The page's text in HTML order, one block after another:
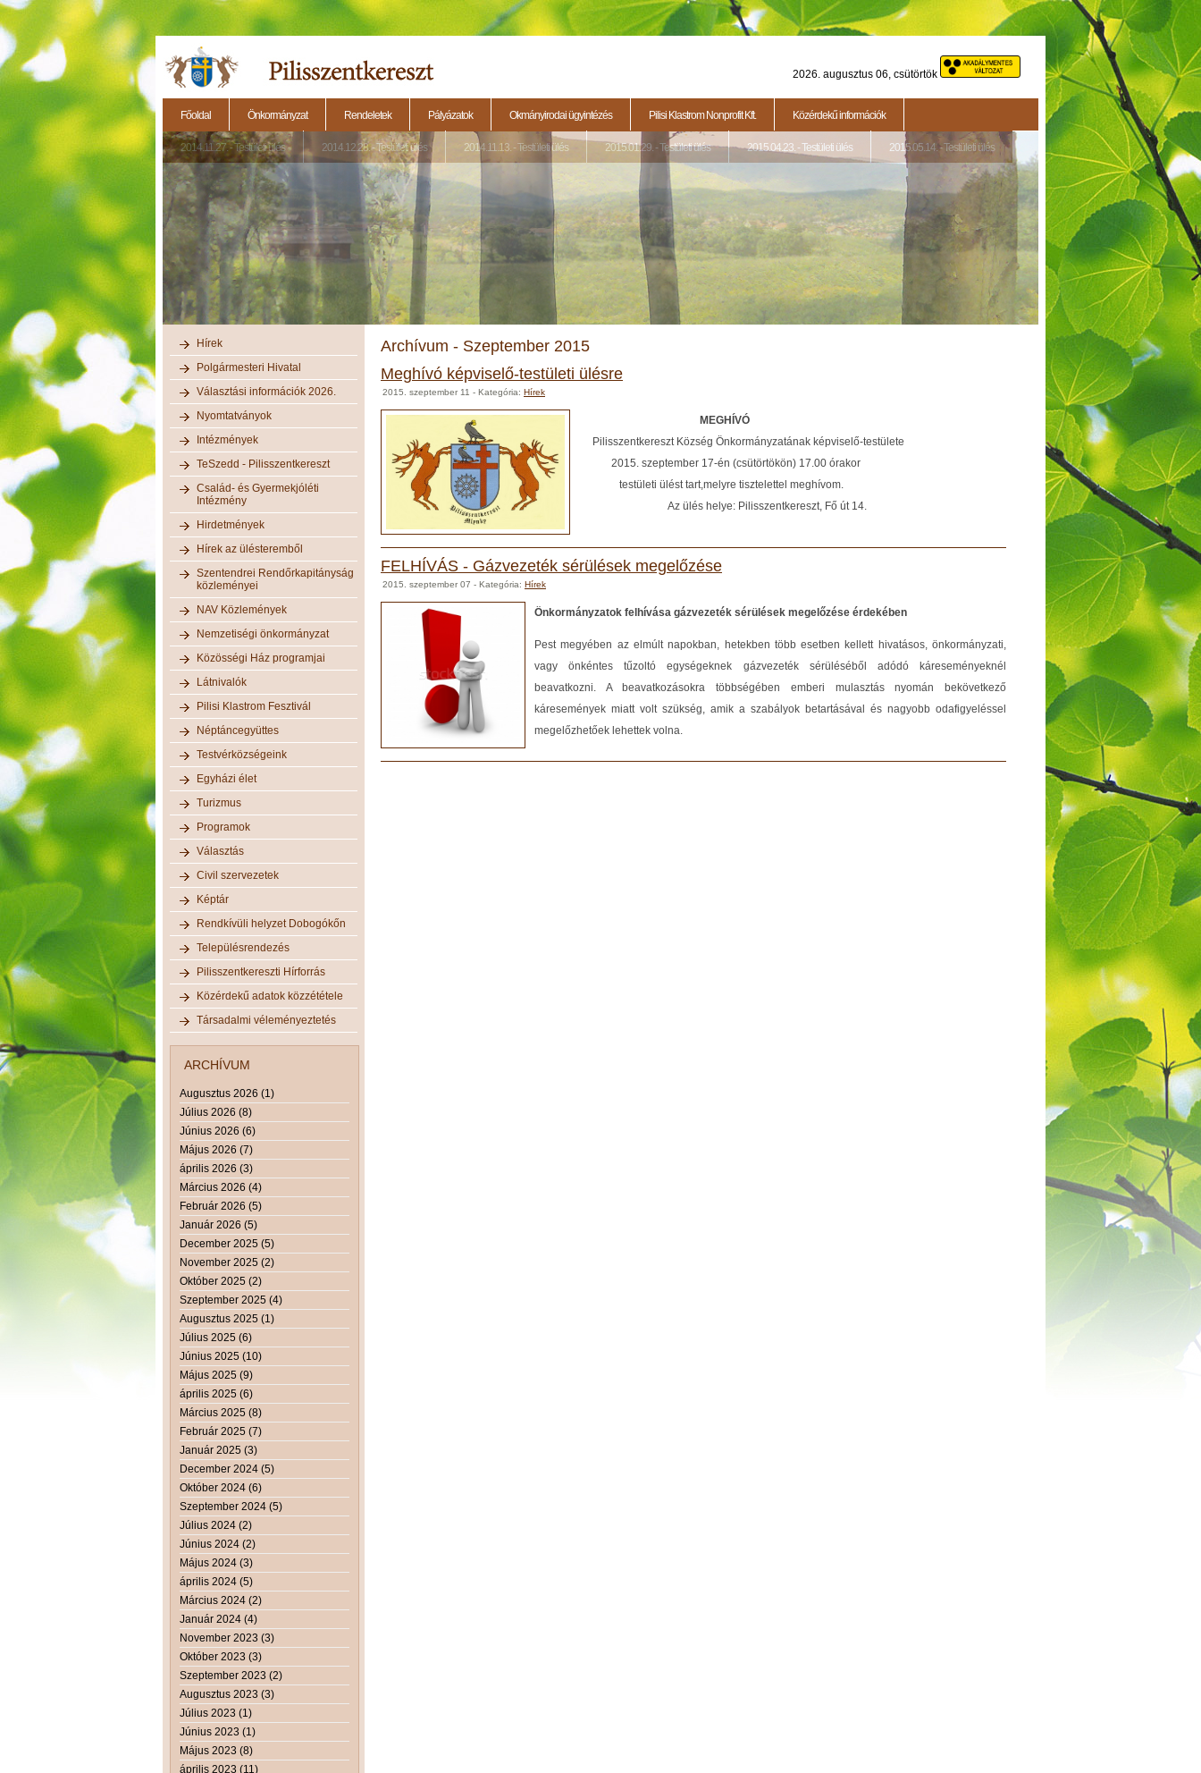
2026. augusztus 06, csütörtök
Főoldal Önkormányzat Rendeletek Pályázatok Okmányirodai ügyintézés Pilisi Klastrom Nonprofit Kft. Közérdekű információk
2014.11.27. - Testületi ülés 2014.12.28. - Testületi ülés 2014.11.13. - Testületi ülés 2015.01.29. - Testületi ülés 2015.04.23. - Testületi ülés 2015.05.14. - Testületi ülés
Hírek
Polgármesteri Hivatal
Választási információk 2026.
Nyomtatványok
Intézmények
TeSzedd - Pilisszentkereszt
Család- és Gyermekjóléti
Intézmény
Hirdetmények
Hírek az ülésteremből
Szentendrei Rendőrkapitányság
közleményei
NAV Közlemények
Nemzetiségi önkormányzat
Közösségi Ház programjai
Látnivalók
Pilisi Klastrom Fesztivál
Néptáncegyüttes
Testvérközségeink
Egyházi élet
Turizmus
Programok
Választás
Civil szervezetek
Képtár
Rendkívüli helyzet Dobogókőn
Településrendezés
Pilisszentkereszti Hírforrás
Közérdekű adatok közzététele
Társadalmi véleményeztetés
ARCHÍVUM
Augusztus 2026 (1)
Július 2026 (8)
Június 2026 (6)
Május 2026 (7)
április 2026 (3)
Március 2026 (4)
Február 2026 (5)
Január 2026 (5)
December 2025 (5)
November 2025 (2)
Október 2025 (2)
Szeptember 2025 (4)
Augusztus 2025 (1)
Július 2025 (6)
Június 2025 (10)
Május 2025 (9)
április 2025 (6)
Március 2025 (8)
Február 2025 (7)
Január 2025 (3)
December 2024 (5)
Október 2024 (6)
Szeptember 2024 (5)
Július 2024 (2)
Június 2024 (2)
Május 2024 (3)
április 2024 (5)
Március 2024 (2)
Január 2024 (4)
November 2023 (3)
Október 2023 (3)
Szeptember 2023 (2)
Augusztus 2023 (3)
Július 2023 (1)
Június 2023 (1)
Május 2023 (8)
április 2023 (11)
Archívum - Szeptember 2015
Meghívó képviselő-testületi ülésre
2015. szeptember 11 - Kategória: Hírek
MEGHÍVÓ
Pilisszentkereszt Község Önkormányzatának képviselő-testülete
2015. szeptember 17-én (csütörtökön) 17.00 órakor
testületi ülést tart,melyre tisztelettel meghívom.
Az ülés helye: Pilisszentkereszt, Fő út 14.
FELHÍVÁS - Gázvezeték sérülések megelőzése
2015. szeptember 07 - Kategória: Hírek
Önkormányzatok felhívása gázvezeték sérülések megelőzése érdekében
Pest megyében az elmúlt napokban, hetekben több esetben kellett hivatásos, önkormányzati,
vagy önkéntes tűzoltó egységeknek gázvezeték sérüléséből adódó káreseményeknél
beavatkozni. A beavatkozásokra többségében emberi mulasztás nyomán bekövetkező
káresemények miatt volt szükség, amik a szabályok betartásával és nagyobb odafigyeléssel
megelőzhetőek lehettek volna.